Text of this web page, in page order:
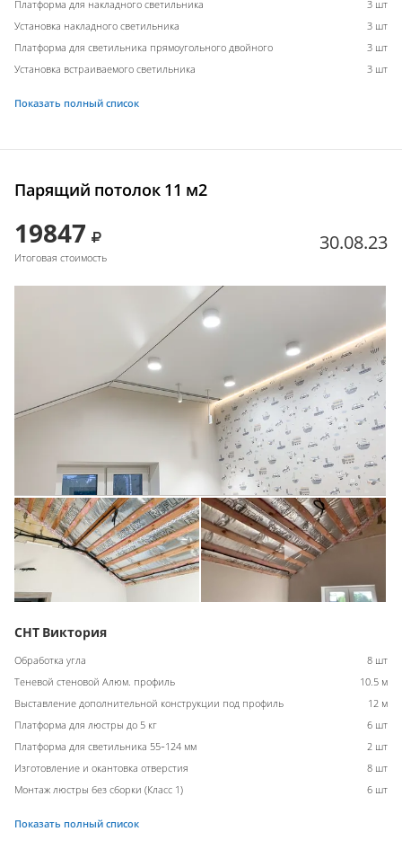
Платформа для накладного светильника
3 шт
Установка накладного светильника
3 шт
Платформа для светильника прямоугольного двойного
3 шт
Установка встраиваемого светильника
3 шт
Показать полный список
Парящий потолок 11 м2
19847
Итоговая стоимость
30.08.23
СНТ Виктория
Обработка угла
8 шт
Теневой стеновой Алюм. профиль
10.5 м
Выставление дополнительной конструкции под профиль
12 м
Платформа для люстры до 5 кг
6 шт
Платформа для светильника 55-124 мм
2 шт
Изготовление и окантовка отверстия
8 шт
Монтаж люстры без сборки (Класс 1)
6 шт
Показать полный список